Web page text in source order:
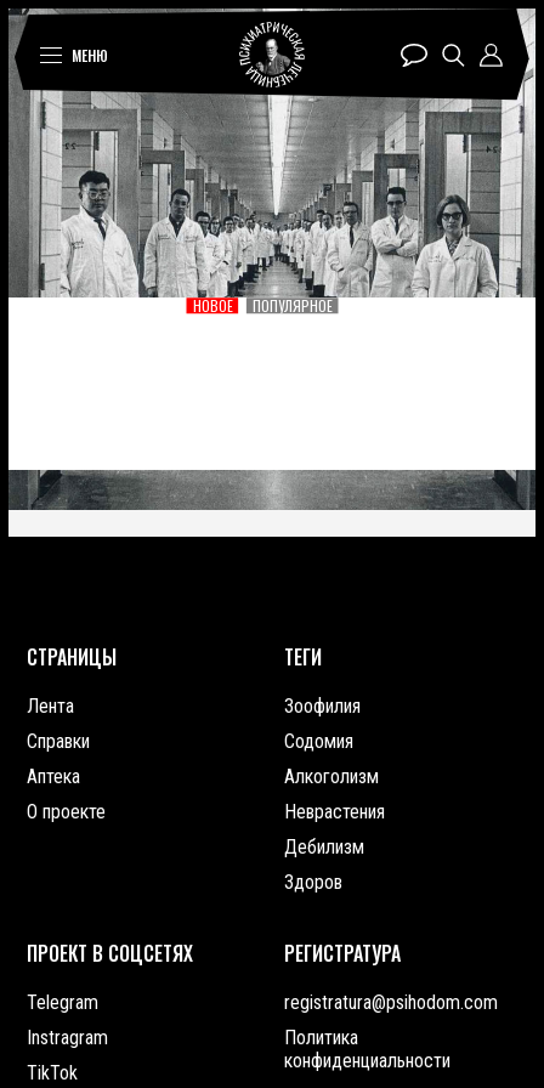
МЕНЮ
НОВОЕ ПОПУЛЯРНОЕ
СТРАНИЦЫ
Лента
Справки
Аптека
О проекте
ТЕГИ
Зоофилия
Содомия
Алкоголизм
Неврастения
Дебилизм
Здоров
ПРОЕКТ В СОЦСЕТЯХ
Telegram
Instragram
TikTok
РЕГИСТРАТУРА
registratura@psihodom.com
Политика
конфиденциальности